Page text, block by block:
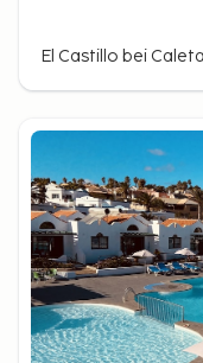
El Castillo bei